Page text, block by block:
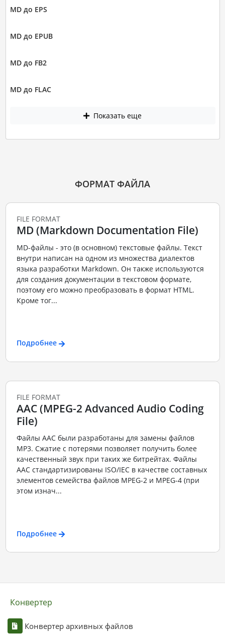
MD до EPS
MD до EPUB
MD до FB2
MD до FLAC
Показать еще
ФОРМАТ ФАЙЛА
FILE FORMAT
MD (Markdown Documentation File)
MD-файлы - это (в основном) текстовые файлы. Текст
внутри написан на одном из множества диалектов
языка разработки Markdown. Он также используются
для создания документации в текстовом формате,
поэтому его можно преобразовать в формат HTML.
Кроме тог...
Подробнее
FILE FORMAT
AAC (MPEG-2 Advanced Audio Coding
File)
Файлы ААС были разработаны для замены файлов
MP3. Сжатие с потерями позволяет получить более
качественный звук при таких же битрейтах. Файлы
ААС стандартизированы ISO/IEC в качестве составных
элементов семейства файлов MPEG-2 и MPEG-4 (при
этом изнач...
Подробнее
Конвертер
Конвертер архивных файлов